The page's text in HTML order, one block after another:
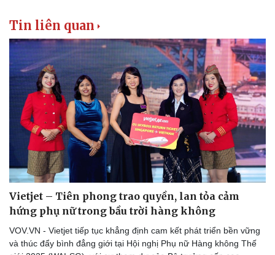
Doanh nghiệp
Thông tin doanh nghiệp
Doanh nghiệp 24h
Doanh nhân
Vì cộng đồng
Công nghệ
Sành điệu
Tin Công nghệ
Trải nghiệm
Chuyển đổi số
Tin liên quan
Vietjet – Tiên phong trao quyền, lan tỏa cảm
hứng phụ nữ trong bầu trời hàng không
VOV.VN - Vietjet tiếp tục khẳng định cam kết phát triển bền vững
và thúc đẩy bình đẳng giới tại Hội nghị Phụ nữ Hàng không Thế